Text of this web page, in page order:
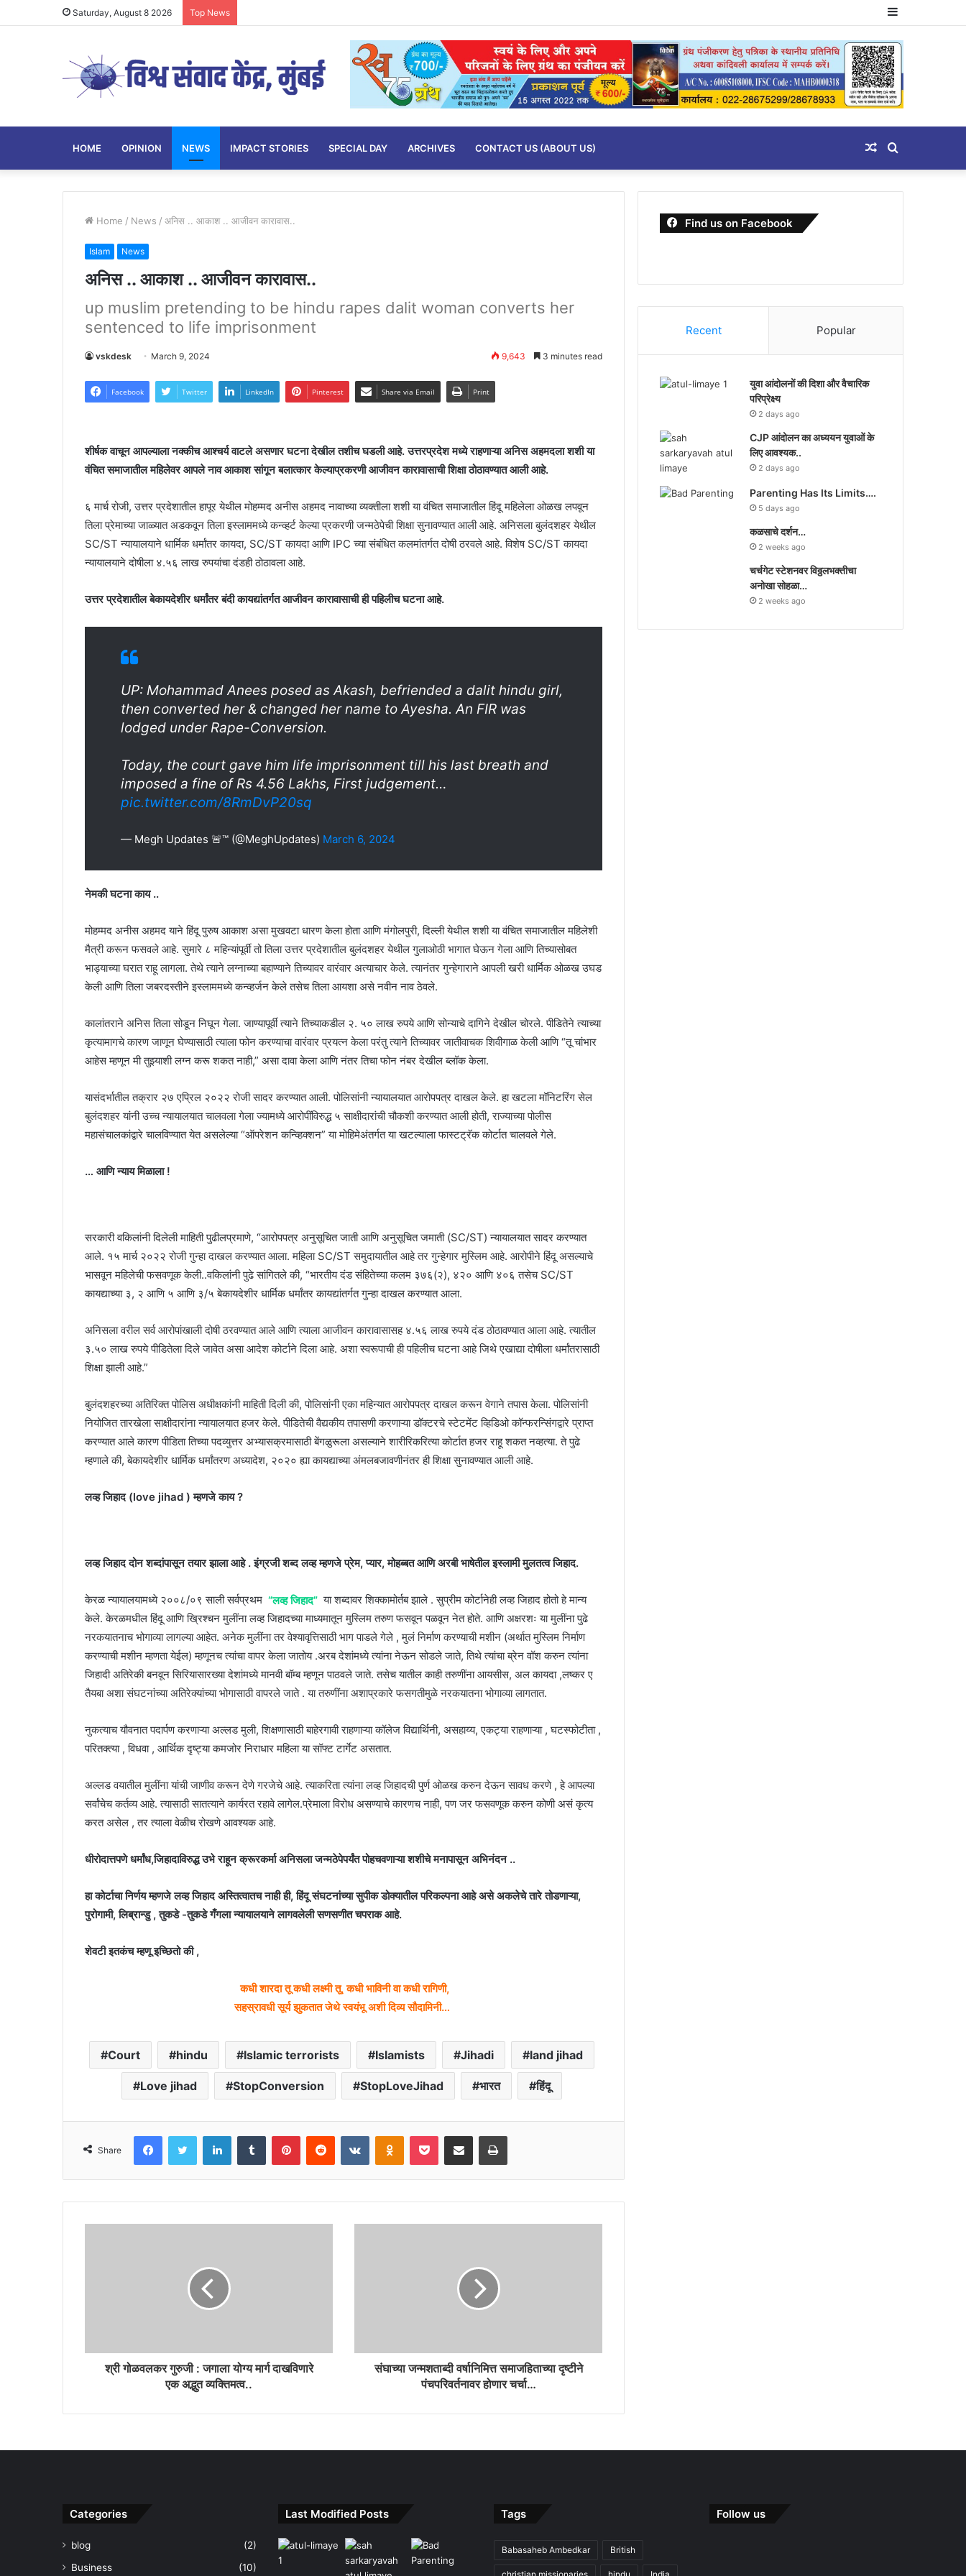
Saturday, August 8 2026 Top News Sidebar
HOME OPINION NEWS IMPACT STORIES SPECIAL DAY ARCHIVES CONTACT US (ABOUT US) Search
for
Random
Article
Home / News / अनिस .. आकाश .. आजीवन कारावास..
Islam News
अनिस .. आकाश .. आजीवन कारावास..
up muslim pretending to be hindu rapes dalit woman converts her
sentenced to life imprisonment
vskdesk March 9, 2024 9,643 3 minutes read
Facebook Twitter LinkedIn Pinterest Share via Email Print
शीर्षक वाचून आपल्याला नक्कीच आश्चर्य वाटले असणार घटना देखील तशीच घडली आहे. उत्तरप्रदेश मध्ये राहणाऱ्या अनिस अहमदला शशी या
वंचित समाजातील महिलेवर आपले नाव आकाश सांगून बलात्कार केल्याप्रकरणी आजीवन कारावासाची शिक्षा ठोठावण्यात आली आहे.
६ मार्च रोजी, उत्तर प्रदेशातील हापूर येथील मोहम्मद अनीस अहमद नावाच्या व्यक्तीला शशी या वंचित समाजातील हिंदू महिलेला ओळख लपवून
तिला प्रेमाच्या जाळ्यात अडकवून तिला इस्लाममध्ये कन्व्हर्ट केल्या प्रकरणी जन्मठेपेची शिक्षा सुनावण्यात आली आहे. अनिसला बुलंदशहर येथील
SC/ST न्यायालयाने धार्मिक धर्मांतर कायदा, SC/ST कायदा आणि IPC च्या संबंधित कलमांतर्गत दोषी ठरवले आहे. विशेष SC/ST कायदा
न्यायालयाने दोषीला ४.५६ लाख रुपयांचा दंडही ठोठावला आहे.
उत्तर प्रदेशातील बेकायदेशीर धर्मांतर बंदी कायद्यांतर्गत आजीवन कारावासाची ही पहिलीच घटना आहे.
UP: Mohammad Anees posed as Akash, befriended a dalit hindu girl,
then converted her & changed her name to Ayesha. An FIR was
lodged under Rape-Conversion.
Today, the court gave him life imprisonment till his last breath and
imposed a fine of Rs 4.56 Lakhs, First judgement…
pic.twitter.com/8RmDvP20sq
— Megh Updates 🚨™ (@MeghUpdates) March 6, 2024
नेमकी घटना काय ..
मोहम्मद अनीस अहमद याने हिंदू पुरुष आकाश असा मुखवटा धारण केला होता आणि मंगोलपुरी, दिल्ली येथील शशी या वंचित समाजातील महिलेशी
मैत्री करून फसवले आहे. सुमारे ८ महिन्यांपूर्वी तो तिला उत्तर प्रदेशातील बुलंदशहर येथील गुलाओठी भागात घेऊन गेला आणि तिच्यासोबत
भाड्याच्या घरात राहू लागला. तेथे त्याने लग्नाच्या बहाण्याने तिच्यावर वारंवार अत्याचार केले. त्यानंतर गुन्हेगाराने आपली खरी धार्मिक ओळख उघड
केली आणि तिला जबरदस्तीने इस्लाममध्ये कन्व्हर्जन केले तसेच तिला आयशा असे नवीन नाव ठेवले.
कालांतराने अनिस तिला सोडून निघून गेला. जाण्यापूर्वी त्याने तिच्याकडील २. ५० लाख रुपये आणि सोन्याचे दागिने देखील चोरले. पीडितेने त्याच्या
कृत्यामागचे कारण जाणून घेण्यासाठी त्याला फोन करण्याचा वारंवार प्रयत्न केला परंतु त्याने तिच्यावर जातीवाचक शिवीगाळ केली आणि “तू चांभार
आहेस म्हणून मी तुझ्याशी लग्न करू शकत नाही,” असा दावा केला आणि नंतर तिचा फोन नंबर देखील ब्लॉक केला.
यासंदर्भातील तक्रार २७ एप्रिल २०२२ रोजी सादर करण्यात आली. पोलिसांनी न्यायालयात आरोपपत्र दाखल केले. हा खटला मॉनिटरिंग सेल
बुलंदशहर यांनी उच्च न्यायालयात चालवला गेला ज्यामध्ये आरोपींविरुद्ध ५ साक्षीदारांची चौकशी करण्यात आली होती, राज्याच्या पोलीस
महासंचालकांद्वारे चालविण्यात येत असलेल्या “ऑपरेशन कन्व्हिक्शन” या मोहिमेअंतर्गत या खटल्याला फास्टट्रॅक कोर्टात चालवले गेले.
… आणि न्याय मिळाला !
सरकारी वकिलांनी दिलेली माहिती पुढीलप्रमाणे, “आरोपपत्र अनुसूचित जाती आणि अनुसूचित जमाती (SC/ST) न्यायालयात सादर करण्यात
आले. १५ मार्च २०२२ रोजी गुन्हा दाखल करण्यात आला. महिला SC/ST समुदायातील आहे तर गुन्हेगार मुस्लिम आहे. आरोपीने हिंदू असल्याचे
भासवून महिलेची फसवणूक केली..वकिलांनी पुढे सांगितले की, “भारतीय दंड संहितेच्या कलम ३७६(२), ४२० आणि ४०६ तसेच SC/ST
कायद्याच्या ३, २ आणि ५ आणि ३/५ बेकायदेशीर धार्मिक धर्मांतर कायद्यांतर्गत गुन्हा दाखल करण्यात आला.
अनिसला वरील सर्व आरोपांखाली दोषी ठरवण्यात आले आणि त्याला आजीवन कारावासासह ४.५६ लाख रुपये दंड ठोठावण्यात आला आहे. त्यातील
३.५० लाख रुपये पीडितेला दिले जावेत असा आदेश कोर्टाने दिला आहे. अशा स्वरूपाची ही पहिलीच घटना आहे जिथे एखाद्या दोषीला धर्मांतरासाठी
शिक्षा झाली आहे.”
बुलंदशहरच्या अतिरिक्त पोलिस अधीक्षकांनी माहिती दिली की, पोलिसांनी एका महिन्यात आरोपपत्र दाखल करून वेगाने तपास केला. पोलिसांनी
नियोजित तारखेला साक्षीदारांना न्यायालयात हजर केले. पीडितेची वैद्यकीय तपासणी करणाऱ्या डॉक्टरचे स्टेटमेंट व्हिडिओ कॉन्फरन्सिंगद्वारे प्राप्त
करण्यात आले कारण पीडिता तिच्या पदव्युत्तर अभ्यासक्रमासाठी बेंगळुरूला असल्याने शारीरिकरित्या कोर्टात हजर राहू शकत नव्हत्या. ते पुढे
म्हणाले की, बेकायदेशीर धार्मिक धर्मांतरण अध्यादेश, २०२० ह्या कायद्याच्या अंमलबजावणीनंतर ही शिक्षा सुनावण्यात आली आहे.
लव्ह जिहाद (love jihad ) म्हणजे काय ?
लव्ह जिहाद दोन शब्दांपासून तयार झाला आहे . इंग्रजी शब्द लव्ह म्हणजे प्रेम, प्यार, मोहब्बत आणि अरबी भाषेतील इस्लामी मुलतत्व जिहाद.
केरळ न्यायालयामध्ये २००८/०९ साली सर्वप्रथम “लव्ह जिहाद” या शब्दावर शिक्कामोर्तब झाले . सुप्रीम कोर्टानेही लव्ह जिहाद होतो हे मान्य
केले. केरळमधील हिंदू आणि ख्रिश्चन मुलींना लव्ह जिहादच्या माध्यमातून मुस्लिम तरुण फसवून पळवून नेत होते. आणि अक्षरशः या मुलींना पुढे
नरकयातनाच भोगाव्या लागल्या आहेत. अनेक मुलींना तर वेश्यावृत्तिसाठी भाग पाडले गेले , मुलं निर्माण करण्याची मशीन (अर्थात मुस्लिम निर्माण
करण्याची मशीन म्हणता येईल) म्हणूनच त्यांचा वापर केला जातोय .अरब देशांमध्ये त्यांना नेऊन सोडले जाते, तिथे त्यांचा ब्रेन वॉश करुन त्यांना
जिहादी अतिरेकी बनवून सिरियासारख्या देशांमध्ये मानवी बॉम्ब म्हणून पाठवले जाते. तसेच यातील काही तरुणींना आयसीस, अल कायदा ,लष्कर ए
तैयबा अशा संघटनांच्या अतिरेक्यांच्या भोगासाठी वापरले जाते . या तरुणींना अशाप्रकारे फसगतीमुळे नरकयातना भोगाव्या लागतात.
नुकत्याच यौवनात पदार्पण करणाऱ्या अल्लड मुली, शिक्षणासाठी बाहेरगावी राहणाऱ्या कॉलेज विद्यार्थिनी, असहाय्य, एकट्या राहणाऱ्या , घटस्फोटीता ,
परितक्त्या , विधवा , आर्थिक दृष्ट्या कमजोर निराधार महिला या सॉफ्ट टार्गेट असतात.
अल्लड वयातील मुलींना यांची जाणीव करून देणे गरजेचे आहे. त्याकरिता त्यांना लव्ह जिहादची पुर्ण ओळख करुन देऊन सावध करणे , हे आपल्या
सर्वांचेच कर्तव्य आहे. त्यासाठी सातत्याने कार्यरत रहावे लागेल.प्रेमाला विरोध असण्याचे कारणच नाही, पण जर फसवणूक करुन कोणी असं कृत्य
करत असेल , तर त्याला वेळीच रोखणे आवश्यक आहे.
धीरोदात्तपणे धर्मांध,जिहादाविरुद्ध उभे राहून क्रूरकर्मा अनिसला जन्मठेपेपर्यंत पोहचवणाऱ्या शशीचे मनापासून अभिनंदन ..
हा कोर्टाचा निर्णय म्हणजे लव्ह जिहाद अस्तित्वातच नाही ही, हिंदू संघटनांच्या सुपीक डोक्यातील परिकल्पना आहे असे अकलेचे तारे तोडणाऱ्या,
पुरोगामी, लिब्रान्डु , तुकडे -तुकडे गँगला न्यायालयाने लागवलेली सणसणीत चपराक आहे.
शेवटी इतकंच म्हणू इच्छितो की ,
कधी शारदा तू कधी लक्ष्मी तू, कधी भाविनी वा कधी रागिणी,
सहस्रावधी सूर्य झुकतात जेथे स्वयंभू अशी दिव्य सौदामिनी…
Court hindu Islamic terrorists Islamists Jihadi land jihad
Love jihad StopConversion StopLoveJihad भारत हिंदू
Share
FacebookTwitter LinkedInTumblr PinterestReddit VKontakteOdnoklassniki
Pocket Share via Email Print
श्री गोळवलकर गुरुजी : जगाला योग्य मार्ग दाखविणारे
एक अद्भुत व्यक्तिमत्व..
संघाच्या जन्मशताब्दी वर्षानिमित्त समाजहिताच्या दृष्टीने
पंचपरिवर्तनावर होणार चर्चा…
Find us on Facebook
Recent Popular
युवा आंदोलनों की दिशा और वैचारिक
परिप्रेक्ष्य
2 days ago
CJP आंदोलन का अध्ययन युवाओं के
लिए आवश्यक..
2 days ago
Parenting Has Its Limits….
5 days ago
कळसाचे दर्शन…
2 weeks ago
चर्चगेट स्टेशनवर विठ्ठलभक्तीचा
अनोखा सोहळा…
2 weeks ago
Categories
blog
(2)
Business
(10)
Last Modified Posts Tags
Babasaheb Ambedkar British
Follow us